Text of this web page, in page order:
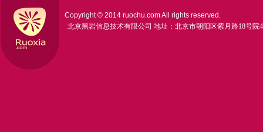
Copyright © 2014 ruochu.com All rights reserved.
北京黑岩信息技术有限公司 地址：北京市朝阳区紫月路18号院